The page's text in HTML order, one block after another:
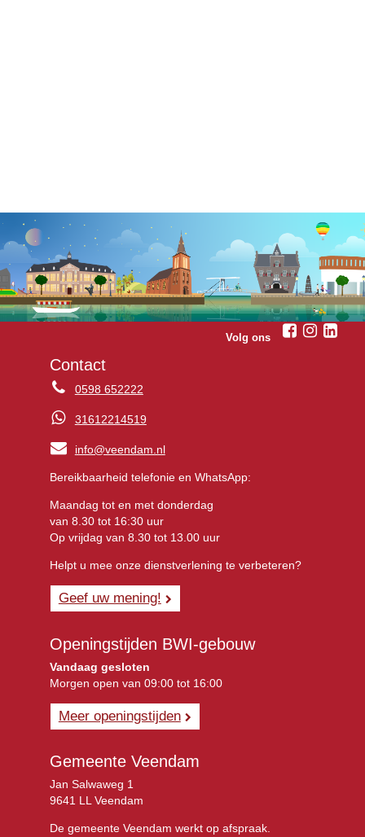
Volg ons
Contact
0598 652222
31612214519
info@veendam.nl
Bereikbaarheid telefonie en WhatsApp:
Maandag tot en met donderdag
van 8.30 tot 16:30 uur
Op vrijdag van 8.30 tot 13.00 uur
Helpt u mee onze dienstverlening te verbeteren?
Geef uw mening!
Openingstijden BWI-gebouw
Vandaag gesloten
Morgen open van 09:00 tot 16:00
Meer openingstijden
Gemeente Veendam
Jan Salwaweg 1
9641 LL Veendam
De gemeente Veendam werkt op afspraak.